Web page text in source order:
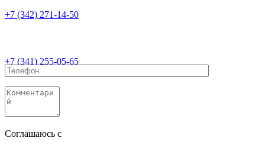
+7 (342) 271-14-50
+7 (341) 255-05-65
Соглашаюсь с